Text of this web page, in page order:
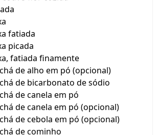
fatiada
picada
fatiada finamente
de alho em pó (opcional)
de bicarbonato de sódio
de canela em pó
de canela em pó (opcional)
de cebola em pó (opcional)
de cominho